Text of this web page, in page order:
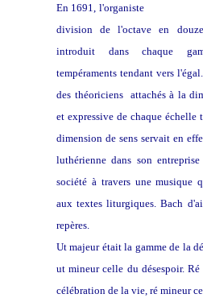
En 1691, l'organiste
division de l'octave en
introduit dans chaque
tempéraments tendant vers
des théoriciens attachés à la
et expressive de chaque échelle
dimension de sens servait en
luthérienne dans son
société à travers une musique
aux textes liturgiques. Bach
repères.
Ut majeur était la gamme de la
ut mineur celle du désespoir.
célébration de la vie, ré mineur